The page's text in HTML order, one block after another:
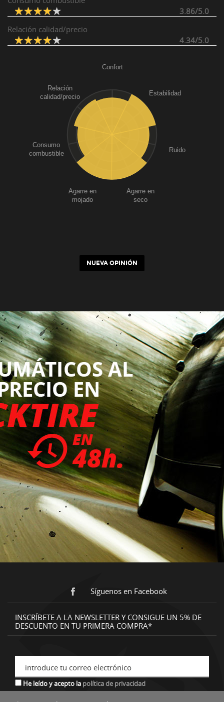
3.86/5.0
Relación calidad/precio
4.34/5.0
Confort
Estabilidad
Ruido
Agarre en
seco
Agarre en
mojado
Consumo
combustible
Relación
calidad/precio
NUEVA OPINIÓN
Síguenos en Facebook
INSCRÍBETE A LA NEWSLETTER Y CONSIGUE UN 5% DE
DESCUENTO EN TU PRIMERA COMPRA*
introduce tu correo electrónico
He leído y acepto la política de privacidad